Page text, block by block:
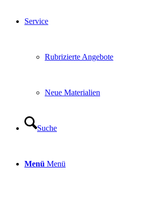
Service
Rubrizierte Angebote
Neue Materialien
Suche
Menü Menü